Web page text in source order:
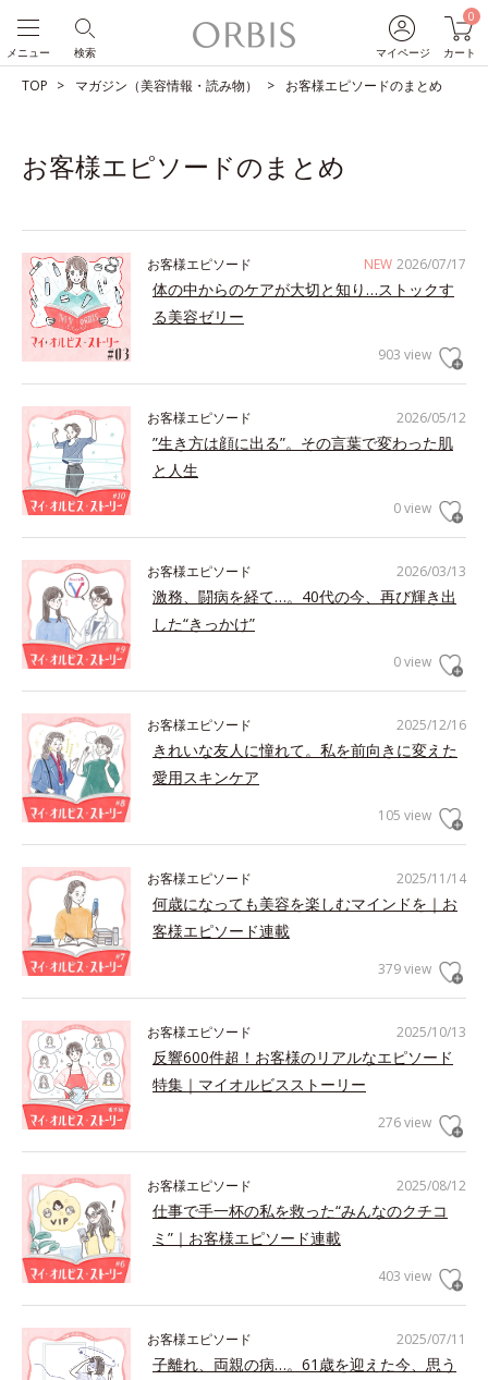
マイページ
0
カート
検索
メニュー
TOP マガジン（美容情報・読み物） お客様エピソードのまとめ
お客様エピソードのまとめ
NEW 2026/07/17
お客様エピソード
体の中からのケアが大切と知り…ストックす
る美容ゼリー
903 view
2026/05/12
お客様エピソード
”生き方は顔に出る”。その言葉で変わった肌
と人生
0 view
2026/03/13
お客様エピソード
激務、闘病を経て…。40代の今、再び輝き出
した“きっかけ”
0 view
2025/12/16
お客様エピソード
きれいな友人に憧れて。私を前向きに変えた
愛用スキンケア
105 view
2025/11/14
お客様エピソード
何歳になっても美容を楽しむマインドを｜お
客様エピソード連載
379 view
2025/10/13
お客様エピソード
反響600件超！お客様のリアルなエピソード
特集｜マイオルビスストーリー
276 view
2025/08/12
お客様エピソード
仕事で手一杯の私を救った“みんなのクチコ
ミ”｜お客様エピソード連載
403 view
2025/07/11
お客様エピソード
子離れ、両親の病…。61歳を迎えた今、思う